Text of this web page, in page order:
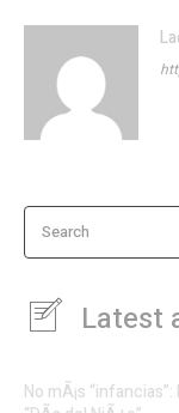
Search
Latest
No mÃ¡s